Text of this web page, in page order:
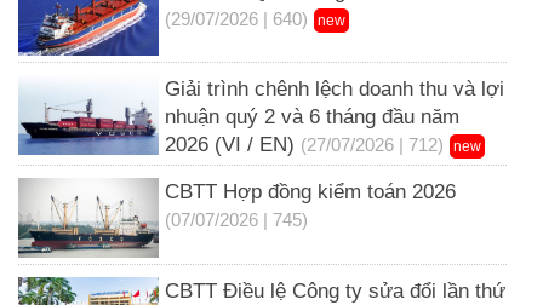
(29/07/2026 | 640) new
Giải trình chênh lệch doanh thu và lợi
nhuận quý 2 và 6 tháng đầu năm
2026 (VI / EN) (27/07/2026 | 712) new
CBTT Hợp đồng kiểm toán 2026
(07/07/2026 | 745)
CBTT Điều lệ Công ty sửa đổi lần thứ